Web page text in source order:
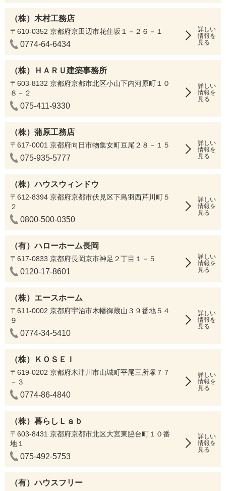
（株）木村工務店
〒610-0352 京都府京田辺市花住坂１－２６－１
0774-64-6434
詳しい
情報を
見る
（株）ＨＡＲＵ建築事務所
〒603-8132 京都府京都市北区小山下内河原町１０
８－２
075-411-9330
詳しい
情報を
見る
（株）蒲原工務店
〒617-0001 京都府向日市物集女町豆尾２８－１５
075-935-5777
詳しい
情報を
見る
（株）ハウスウィンドウ
〒612-8394 京都府京都市伏見区下鳥羽西芹川町５
２
0800-500-0350
詳しい
情報を
見る
（有）ハローホーム長岡
〒617-0833 京都府長岡京市神足２丁目１－５
0120-17-8601
詳しい
情報を
見る
（株）エースホーム
〒611-0002 京都府宇治市木幡御蔵山３９番地５４
９
0774-34-5410
詳しい
情報を
見る
（株）ＫＯＳＥＩ
〒619-0202 京都府木津川市山城町平尾三所塚７７
－３
0774-86-4840
詳しい
情報を
見る
（株）暮らしＬａｂ
〒603-8431 京都府京都市北区大宮東脇台町１０番
地１
075-492-5753
詳しい
情報を
見る
（有）ハウスフリー